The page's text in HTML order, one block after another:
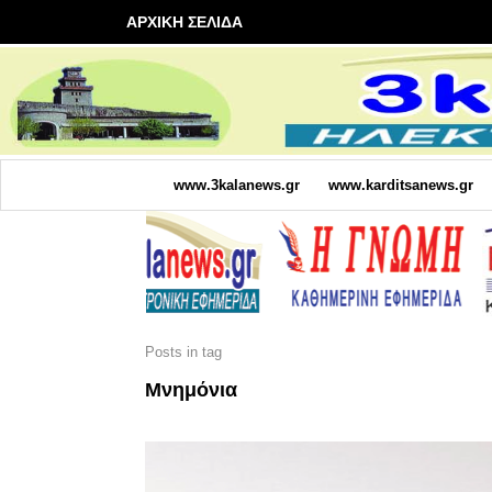
ΑΡΧΙΚΗ ΣΕΛΙΔΑ
www.3kalanews.gr www.karditsanews.gr
Posts in tag
Μνημόνια